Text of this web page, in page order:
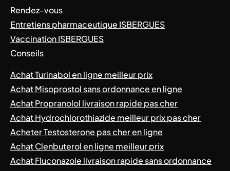
Rendez-vous
Entretiens pharmaceutique ISBERGUES
Vaccination ISBERGUES
Conseils
Achat Turinabol en ligne meilleur prix
Achat Misoprostol sans ordonnance en ligne
Achat Propranolol livraison rapide pas cher
Achat Hydrochlorothiazide meilleur prix pas cher
Acheter Testosterone pas cher en ligne
Achat Clenbuterol en ligne meilleur prix
Achat Fluconazole livraison rapide sans ordonnance